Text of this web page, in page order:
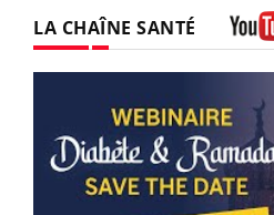
LA CHAÎNE SANTÉ